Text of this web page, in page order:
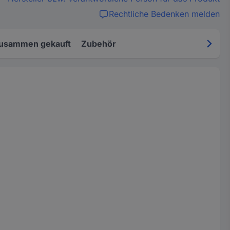
Rechtliche Bedenken melden
gekauft Zubehör